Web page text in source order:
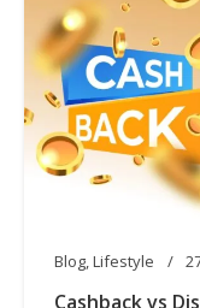
Blog,Lifestyle
Cashback vs